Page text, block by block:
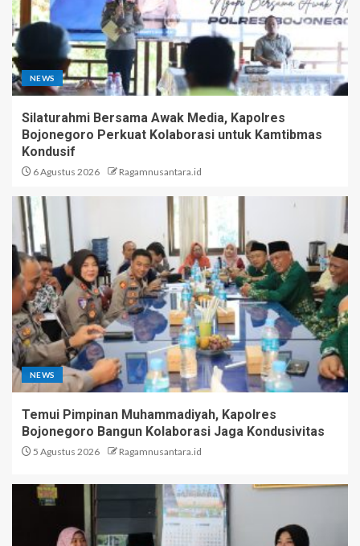
NEWS
Silaturahmi Bersama Awak Media, Kapolres
Bojonegoro Perkuat Kolaborasi untuk Kamtibmas
Kondusif
6 Agustus 2026 Ragamnusantara.id
NEWS
Temui Pimpinan Muhammadiyah, Kapolres
Bojonegoro Bangun Kolaborasi Jaga Kondusivitas
5 Agustus 2026 Ragamnusantara.id